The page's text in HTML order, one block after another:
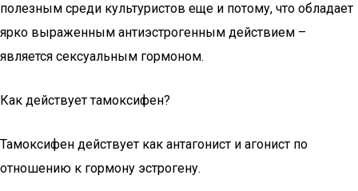
полезным среди культуристов еще и потому, что обладает
ярко выраженным антиэстрогенным действием –
является сексуальным гормоном.
Как действует тамоксифен?
Тамоксифен действует как антагонист и агонист по
отношению к гормону эстрогену.